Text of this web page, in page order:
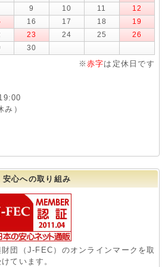
9 10 11
12
16 17 18
19
23 24 25
26
30
※ 赤字は定休日です
）
安心への取り組み
団（J-FEC）のオンラインマークを取
ています。